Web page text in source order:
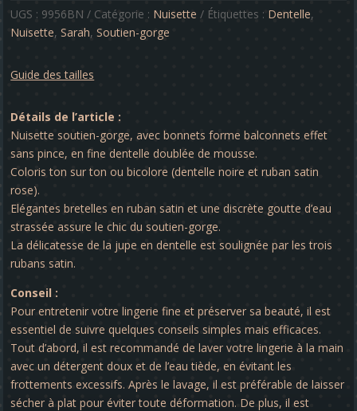
Sarah
UGS : 9956BN Catégorie : Nuisette Étiquettes : Dentelle,
Nuisette,Sarah,Soutien-gorge
Guide des tailles
Détails de l’article :
Nuisette soutien-gorge, avec bonnets forme balconnets effet
sans pince, en fine dentelle doublée de mousse.
Coloris ton sur ton ou bicolore (dentelle noire et ruban satin
rose).
Elégantes bretelles en ruban satin et une discrète goutte d’eau
strassée assure le chic du soutien-gorge.
La délicatesse de la jupe en dentelle est soulignée par les trois
rubans satin.
Conseil :
Pour entretenir votre lingerie fine et préserver sa beauté, il est
essentiel de suivre quelques conseils simples mais efficaces.
Tout d’abord, il est recommandé de laver votre lingerie à la main
avec un détergent doux et de l’eau tiède, en évitant les
frottements excessifs. Après le lavage, il est préférable de laisser
sécher à plat pour éviter toute déformation. De plus, il est